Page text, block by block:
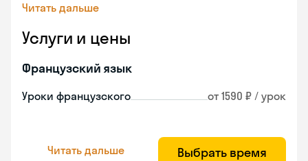
Читать дальше
Услуги и цены
Французский язык
Уроки французского от 1590 ₽ / урок
Читать дальше Выбрать время